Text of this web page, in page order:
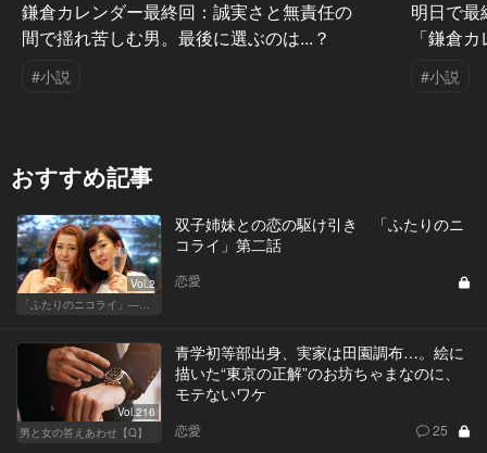
鎌倉カレンダー最終回：誠実さと無責任の
間で揺れ苦しむ男。最後に選ぶのは...？
#小説
明日で
「鎌倉
#小説
おすすめ記事
Vol.2
「ふたりのニコライ」―作家・柴崎竜人の恋愛ストーリー
双子姉妹との恋の駆け引き 「ふたりのニ
コライ」第二話
恋愛
Vol.216
男と女の答えあわせ【Q】
青学初等部出身、実家は田園調布…。絵に
描いた“東京の正解”のお坊ちゃまなのに、
モテないワケ
恋愛 25